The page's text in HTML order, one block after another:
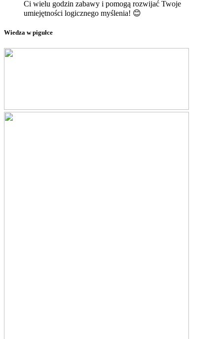
Ci wielu godzin zabawy i pomogą rozwijać Twoje
umiejętności logicznego myślenia! 😊
Wiedza w pigułce